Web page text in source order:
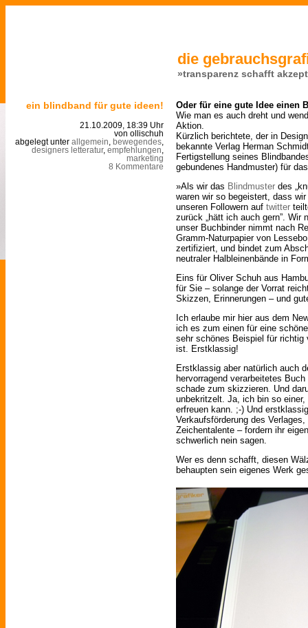
die
»transparenz schafft
ein blindband für gute ideen!
21.10.2009, 18:39 Uhr
von ollischuh
abgelegt unter allgemein bewegendes
designers letteratur, empfehlungen
marketing
8 Kommentare
Oder für eine gute Idee einen
Wie man es auch dreht und
Aktion.
Kürzlich berichtete, der in
bekannte Verlag Herman
Fertigstellung seines
gebundenes Handmuster) für
»Als wir das Blindmuster des
waren wir so begeistert, dass
unseren Followern auf twitter
zurück „hätt ich auch gern”. Wir
unser Buchbinder nimmt nach
Gramm-Naturpapier von
zertifiziert, und bindet zum
neutraler Halbleinenbände in
Eins für Oliver Schuh aus
für Sie – solange der Vorrat
Skizzen, Erinnerungen – und
Ich erlaube mir hier aus dem
ich es zum einen für eine
sehr schönes Beispiel für
ist. Erstklassig!
Erstklassig aber natürlich auch
hervorragend verarbeitetes
schade zum skizzieren. Und
unbekritzelt. Ja, ich bin so
erfreuen kann. ;-) Und
Verkaufsförderung des
Zeichentalente – fordern ihr
schwerlich nein sagen.
Wer es denn schafft, diesen
behaupten sein eigenes Werk